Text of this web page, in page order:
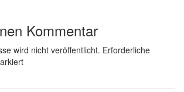
Kommentar
wird nicht veröffentlicht. Erforderliche